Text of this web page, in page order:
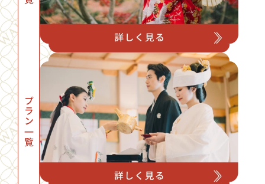
プラン一覧